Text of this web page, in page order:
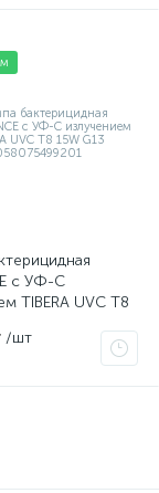
с УФ-С
TIBERA UVC T8
/шт